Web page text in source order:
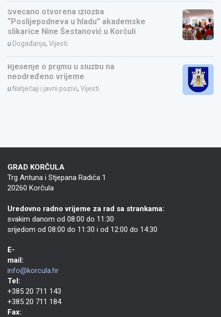
Svečano otvorena izložba
“Poslijepodneva u hladu” akademske
slikarice Nine Šestanović u Korčuli
u Događanja, Vijesti
Rješenje o prijmu u službu na
neodređeno vrijeme
u Natječaji i javni pozivi, Vijesti
GRAD KORČULA
Trg Antuna i Stjepana Radića 1
20260 Korčula
Uredovno radno vrijeme za rad sa strankama:
svakim danom od 08:00 do 11:30
srijedom od 08:00 do 11:30 i od 12:00 do 14:30
E-
mail:
info@korcula.hr
Tel:
+385 20 711 143
+385 20 711 184
Fax: